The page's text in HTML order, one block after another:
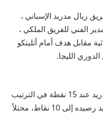
ريال مدريد الإسباني ،
الفني للفريق الملكي ،
مقابل هدف أمام أتليتكو
الليجا.
وبهذه النتيجة، توقف رصيد ريال مدريد عند 15 نقطة في الترتيب
الثالث، بينما رفع فريق أتلتيكو مدريد رصيده إلى 10 نقاط، محتلاً